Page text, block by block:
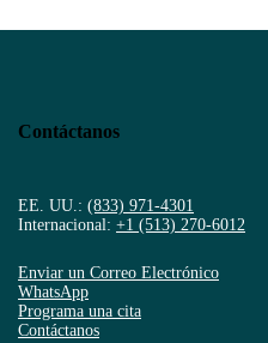
Contáctanos
EE. UU.:(833) 971-4301
Internacional:+1 (513) 270-6012
Enviar un Correo Electrónico
WhatsApp
Programa una cita
Contáctanos